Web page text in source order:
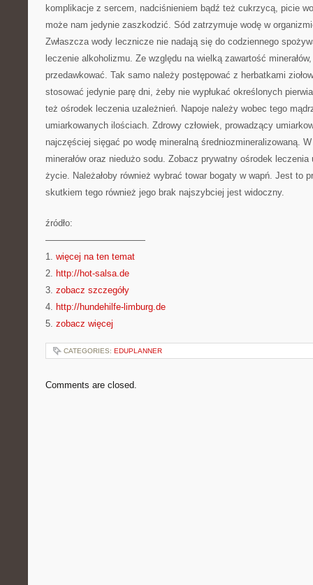
komplikacje z sercem, nadciśnieniem bądź też cukrzycą, picie
może nam jedynie zaszkodzić. Sód zatrzymuje wodę w
Zwłaszcza wody lecznicze nie nadają się do codziennego
leczenie alkoholizmu. Ze względu na wielką zawartość minerałów,
przedawkować. Tak samo należy postępować z herbatkami
stosować jedynie parę dni, żeby nie wypłukać określonych
też ośrodek leczenia uzależnień. Napoje należy wobec tego
umiarkowanych ilościach. Zdrowy człowiek, prowadzący
najczęściej sięgać po wodę mineralną średniozmineralizowaną.
minerałów oraz niedużo sodu. Zobacz prywatny ośrodek
życie. Należałoby również wybrać towar bogaty w wapń. Jest to
skutkiem tego również jego brak najszybciej jest widoczny.
źródło:
———————————
1. więcej na ten temat
2. http://hot-salsa.de
3. zobacz szczegóły
4. http://hundehilfe-limburg.de
5. zobacz więcej
CATEGORIES: EDUPLANNER
Comments are closed.